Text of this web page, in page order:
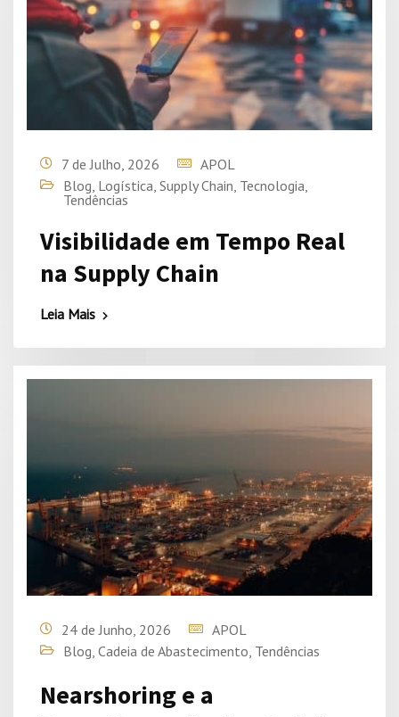
7 de Julho, 2026
APOL
Blog, Logística, Supply Chain, Tecnologia,
Tendências
Visibilidade em Tempo Real
na Supply Chain
Leia Mais
24 de Junho, 2026
APOL
Blog Cadeia de Abastecimento Tendências
Nearshoring e a